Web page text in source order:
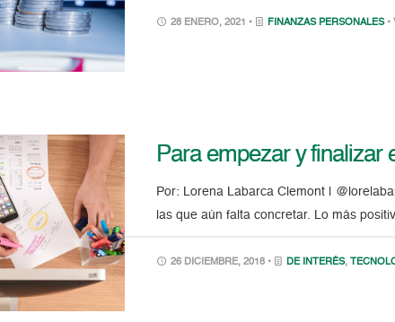
28 ENERO, 2021 • FINANZAS PERSONALES •
Para empezar y finalizar
Por: Lorena Labarca Clemont |
las que aún falta concretar. Lo más
26 DICIEMBRE, 2018 • DE INTERÉS,